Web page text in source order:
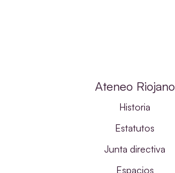
Ateneo Riojano
Historia
Estatutos
Junta directiva
Espacios